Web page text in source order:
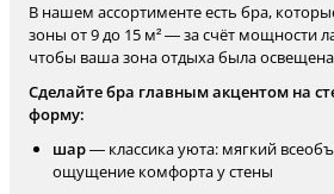
В нашем ассортименте есть бра,
зоны от 9 до 15 м² — за счёт мощности
чтобы ваша зона отдыха была
Сделайте бра главным акцентом на
форму:
шар— классика уюта: мягкий
ощущение комфорта у стены